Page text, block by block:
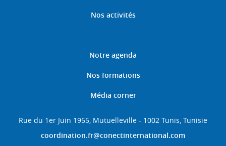
Nos activités
Notre agenda
Nos formations
Média corner
Rue du 1er Juin 1955, Mutuelleville - 1002 Tunis, Tunisie
coordination.fr@conectinternational.com